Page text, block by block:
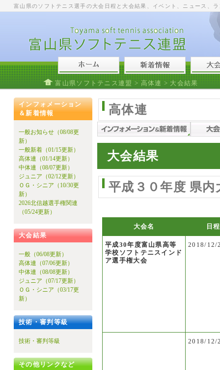
富山県のソフトテニス選手の大会日程と大会結果、イベント、ニュース、
富山県ソフトテニス連盟 > 高体連 > 大会結果
インフォメーション
＆新着情報
一般お知らせ（08/08更
新）
一般新着（01/15更新）
高体連（01/14更新）
中体連（08/07更新）
ジュニア（02/12更新）
ＯＧ・シニア（10/30更
新）
2026北信越選手権関連
（05/24更新）
大会結果
一般（06/08更新）
高体連（07/06更新）
中体連（08/08更新）
ジュニア（07/17更新）
ＯＧ・シニア（03/17更
新）
技術・審判等級
技術・審判等級
その他リンクなど
高体連
大会結果
平成３０年度 県内
大会名 日程
平成30年度富山県高等
学校ソフトテニスインド
ア選手権大会
2018/12/
2018/12/